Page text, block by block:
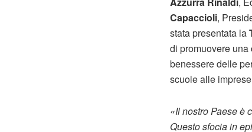
Capaccioli,
stata presentata la
di promuovere
benessere delle
scuole alle
«Il nostro Paese è
Questo sfocia in